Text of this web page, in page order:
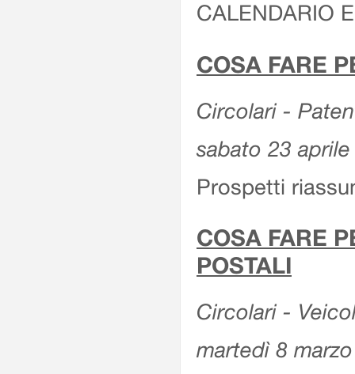
CALENDARIO
COSA FARE
Circolari -
sabato 23
Prospetti
COSA FARE
POSTALI
Circolari -
martedì 8